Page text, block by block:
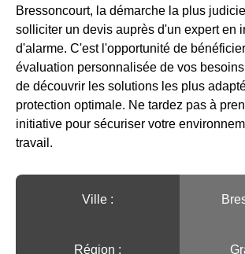
Bressoncourt, la démarche la plus
solliciter un devis auprès d'un expert en
d'alarme. C'est l'opportunité de
évaluation personnalisée de vos
de découvrir les solutions les plus
protection optimale. Ne tardez pas à
initiative pour sécuriser votre
travail.
Ville :️
Région :️